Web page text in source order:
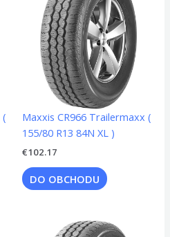
Maxxis CR966 Trailermaxx (
155/80 R13 84N XL )
€102.17
DO OBCHODU